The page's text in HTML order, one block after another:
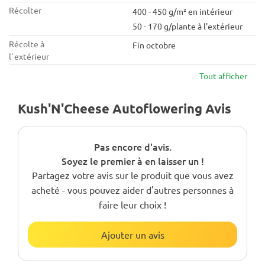
Récolter
400 - 450 g/m² en intérieur
50 - 170 g/plante à l'extérieur
Récolte à
l`extérieur
Fin octobre
Tout afficher
Kush'N'Cheese Autoflowering Avis
Pas encore d'avis.
Soyez le premier à en laisser un !
Partagez votre avis sur le produit que vous avez
acheté - vous pouvez aider d'autres personnes à
faire leur choix !
Ajouter un avis